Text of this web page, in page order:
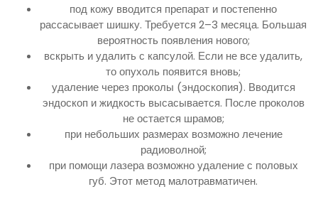
под кожу вводится препарат и постепенно
рассасывает шишку. Требуется 2–3 месяца. Большая
вероятность появления нового;
вскрыть и удалить с капсулой. Если не все удалить,
то опухоль появится вновь;
удаление через проколы (эндоскопия). Вводится
эндоскоп и жидкость высасывается. После проколов
не остается шрамов;
при небольших размерах возможно лечение
радиоволной;
при помощи лазера возможно удаление с половых
губ. Этот метод малотравматичен.